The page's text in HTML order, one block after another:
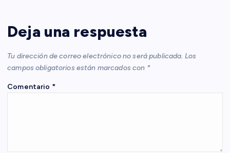
c
i
ó
Deja una respuesta
Tu dirección de correo electrónico no será publicada. Los
campos obligatorios están marcados con *
Comentario *